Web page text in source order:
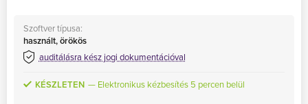
MS Skype for Business Server
MS System Center
Szoftver típusa:
használt, örökös
auditálásra kész jogi dokumentációval
KÉSZLETEN Elektronikus kézbesítés 5 percen belül